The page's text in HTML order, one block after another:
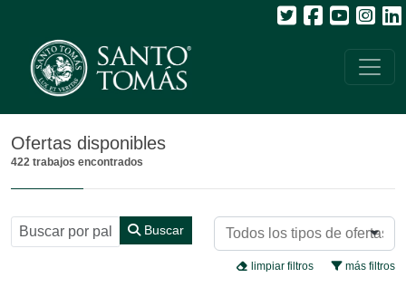
Ofertas disponibles
422 trabajos encontrados
Buscar
más filtros
limpiar filtros